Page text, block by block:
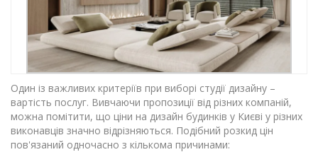
Один із важливих критеріїв при виборі студії дизайну –
вартість послуг. Вивчаючи пропозиції від різних компаній,
можна помітити, що ціни на дизайн будинків у Києві у різних
виконавців значно відрізняються. Подібний розкид цін
пов'язаний одночасно з кількома причинами: